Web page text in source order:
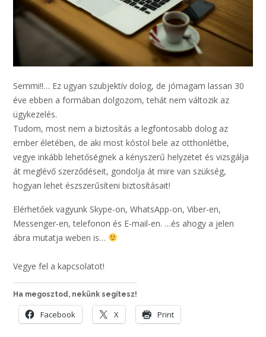
Semmi!!… Ez ugyan szubjektív dolog, de jómagam lassan 30
éve ebben a formában dolgozom, tehát nem változik az
ügykezelés.
Tudom, most nem a biztosítás a legfontosabb dolog az
ember életében, de aki most kóstol bele az otthonlétbe,
vegye inkább lehetőségnek a kényszerű helyzetet és vizsgálja
át meglévő szerződéseit, gondolja át mire van szükség,
hogyan lehet észszerűsíteni biztosításait!
Elérhetőek vagyunk Skype-on, WhatsApp-on, Viber-en,
Messenger-en, telefonon és E-mail-en. …és ahogy a jelen
ábra mutatja weben is…
Vegye fel a kapcsolatot!
Ha megosztod, nekünk segítesz!
Facebook X Print